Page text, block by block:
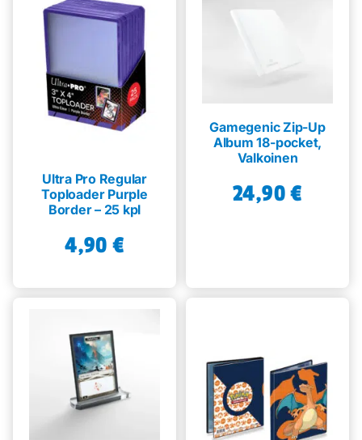
Ultra Pro Regular
Toploader Purple
Border – 25 kpl
4,90 €
Gamegenic Zip-Up
Album 18-pocket,
Valkoinen
24,90€